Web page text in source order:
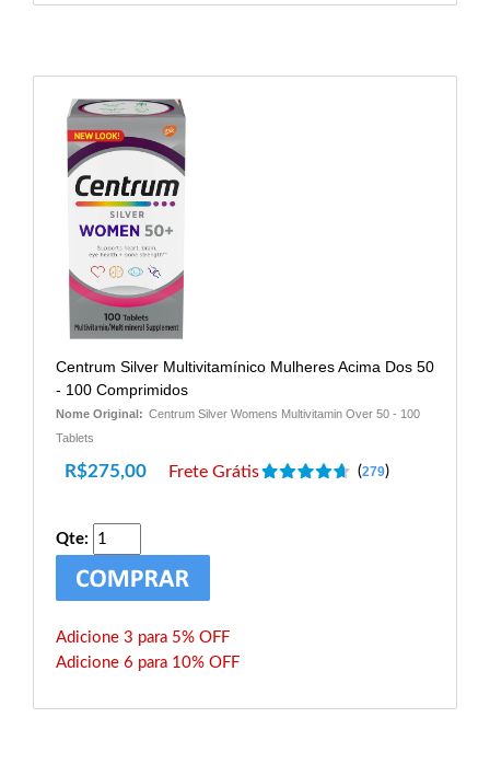
Centrum Silver Multivitamínico Mulheres Acima Dos 50
- 100 Comprimidos
Nome Original: Centrum Silver Womens Multivitamin Over 50 - 100
Tablets
R$275,00 Frete Grátis (279)
Qte:
Adicione 3 para 5% OFF
Adicione 6 para 10% OFF